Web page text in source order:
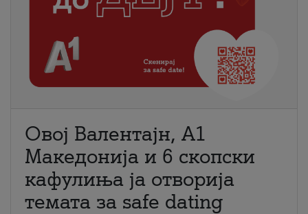
Овој Валентајн, A1
Македонија и 6 скопски
кафулиња ја отворија
темата за safe dating